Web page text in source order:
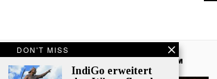
FOLGEN SIE UNS AUF INSTAGRAM
DON'T MISS
IndiGo erweitert